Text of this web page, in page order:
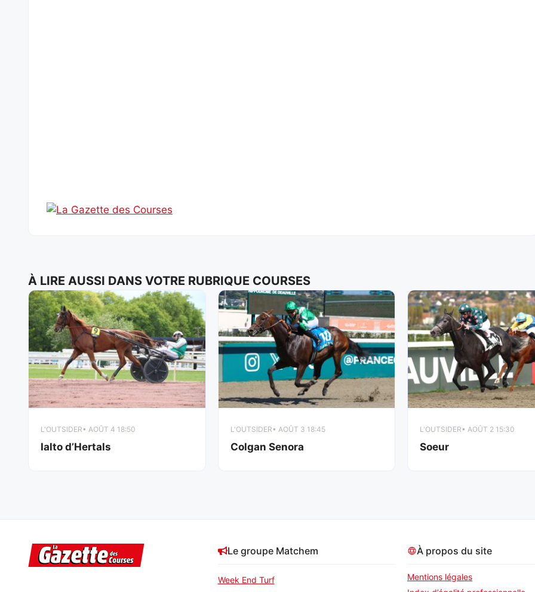
À LIRE AUSSI DANS VOTRE RUBRIQUE COURSES
L'OUTSIDER• AOÛT 4 18:50
Ialto d’Hertals
L'OUTSIDER• AOÛT 3 18:45
Colgan Senora
L'OUTSIDER• AOÛT 2 15:30
Soeur
Le groupe Matchem
Week End Turf
À propos du site
Mentions légales